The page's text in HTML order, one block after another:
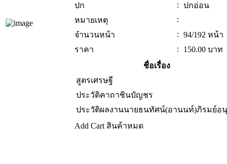
ปก
: ปกอ่อน
หมายเหตุ
:
จำนวนหน้า
: 94/192 หน้า
ราคา
: 150.00 บาท
ชื่อเรื่อง
สูตรเศรษฐี
ประวัติคาถาชินบัญชร
ประวัติผลงานนายธนทัศน์(อานนท์)ภิรมย์อ
Add Cart สินค้าหมด